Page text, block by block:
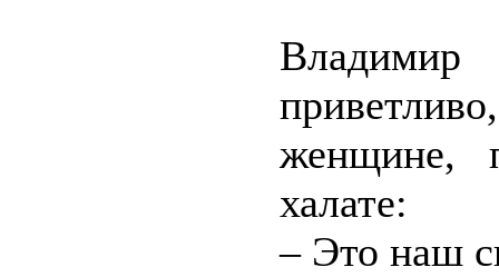
женщине,
халате:
– Это наш